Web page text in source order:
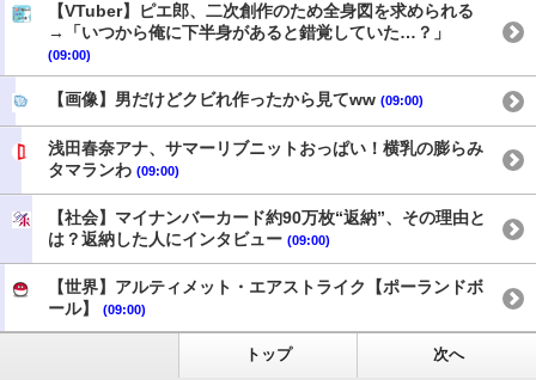
【VTuber】ピエ郎、二次創作のため全身図を求められる
→「いつから俺に下半身があると錯覚していた…？」
(09:00)
【画像】男だけどクビれ作ったから見てww (09:00)
浅田春奈アナ、サマーリブニットおっぱい！横乳の膨らみ
タマランわ (09:00)
【社会】マイナンバーカード約90万枚“返納”、その理由と
は？返納した人にインタビュー (09:00)
【世界】アルティメット・エアストライク【ポーランドボ
ール】
(09:00)
トップ 次へ